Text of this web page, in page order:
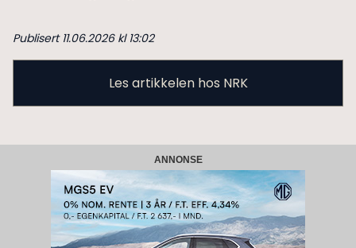
Publisert 11.06.2026 kl 13:02
Les artikkelen hos NRK
ANNONSE